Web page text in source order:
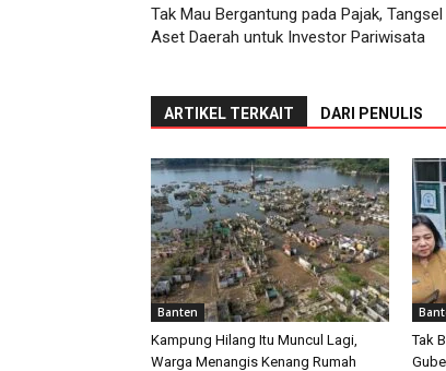
Tak Mau Bergantung pada Pajak,
Aset Daerah untuk Investor Pariwisata
ARTIKEL TERKAIT DARI PENULIS
Banten
Kampung Hilang Itu Muncul Lagi,
Warga Menangis Kenang Rumah
Tak